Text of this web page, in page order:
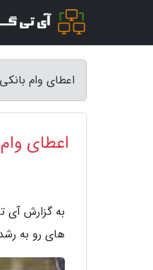
اعطای وام
اعطای
به گزارش آی
های رو به